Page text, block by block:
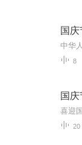
国庆
8
国庆
20